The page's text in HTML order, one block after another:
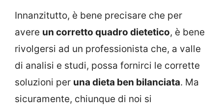
Innanzitutto, è bene precisare che per
avere un corretto quadro dietetico, è bene
rivolgersi ad un professionista che, a valle
di analisi e studi, possa fornirci le corrette
soluzioni per una dieta ben bilanciata. Ma
sicuramente, chiunque di noi si